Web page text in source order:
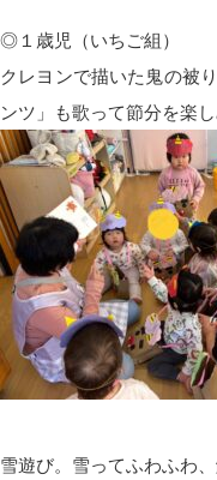
◎１歳児（いちご組）
クレヨンで描いた鬼の被
ンツ」も歌って節分を楽し
雪遊び。雪ってふわふわ